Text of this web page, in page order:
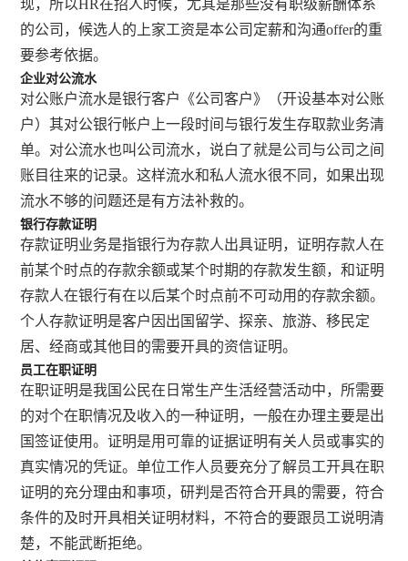
现，所以HR在招人时候，尤其是那些没有职级薪酬体系
的公司，候选人的上家工资是本公司定薪和沟通offer的重
要参考依据。
企业对公流水
对公账户流水是银行客户《公司客户》（开设基本对公账
户）其对公银行帐户上一段时间与银行发生存取款业务清
单。对公流水也叫公司流水，说白了就是公司与公司之间
账目往来的记录。这样流水和私人流水很不同，如果出现
流水不够的问题还是有方法补救的。
银行存款证明
存款证明业务是指银行为存款人出具证明，证明存款人在
前某个时点的存款余额或某个时期的存款发生额，和证明
存款人在银行有在以后某个时点前不可动用的存款余额。
个人存款证明是客户因出国留学、探亲、旅游、移民定
居、经商或其他目的需要开具的资信证明。
员工在职证明
在职证明是我国公民在日常生产生活经营活动中，所需要
的对个在职情况及收入的一种证明，一般在办理主要是出
国签证使用。证明是用可靠的证据证明有关人员或事实的
真实情况的凭证。单位工作人员要充分了解员工开具在职
证明的充分理由和事项，研判是否符合开具的需要，符合
条件的及时开具相关证明材料，不符合的要跟员工说明清
楚，不能武断拒绝。